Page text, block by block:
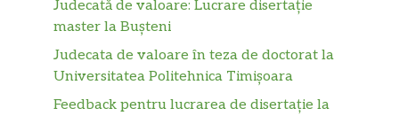
Judecată de valoare: Lucrare disertație
master la Bușteni
Judecata de valoare în teza de doctorat la
Universitatea Politehnica Timișoara
Feedback pentru lucrarea de disertație la